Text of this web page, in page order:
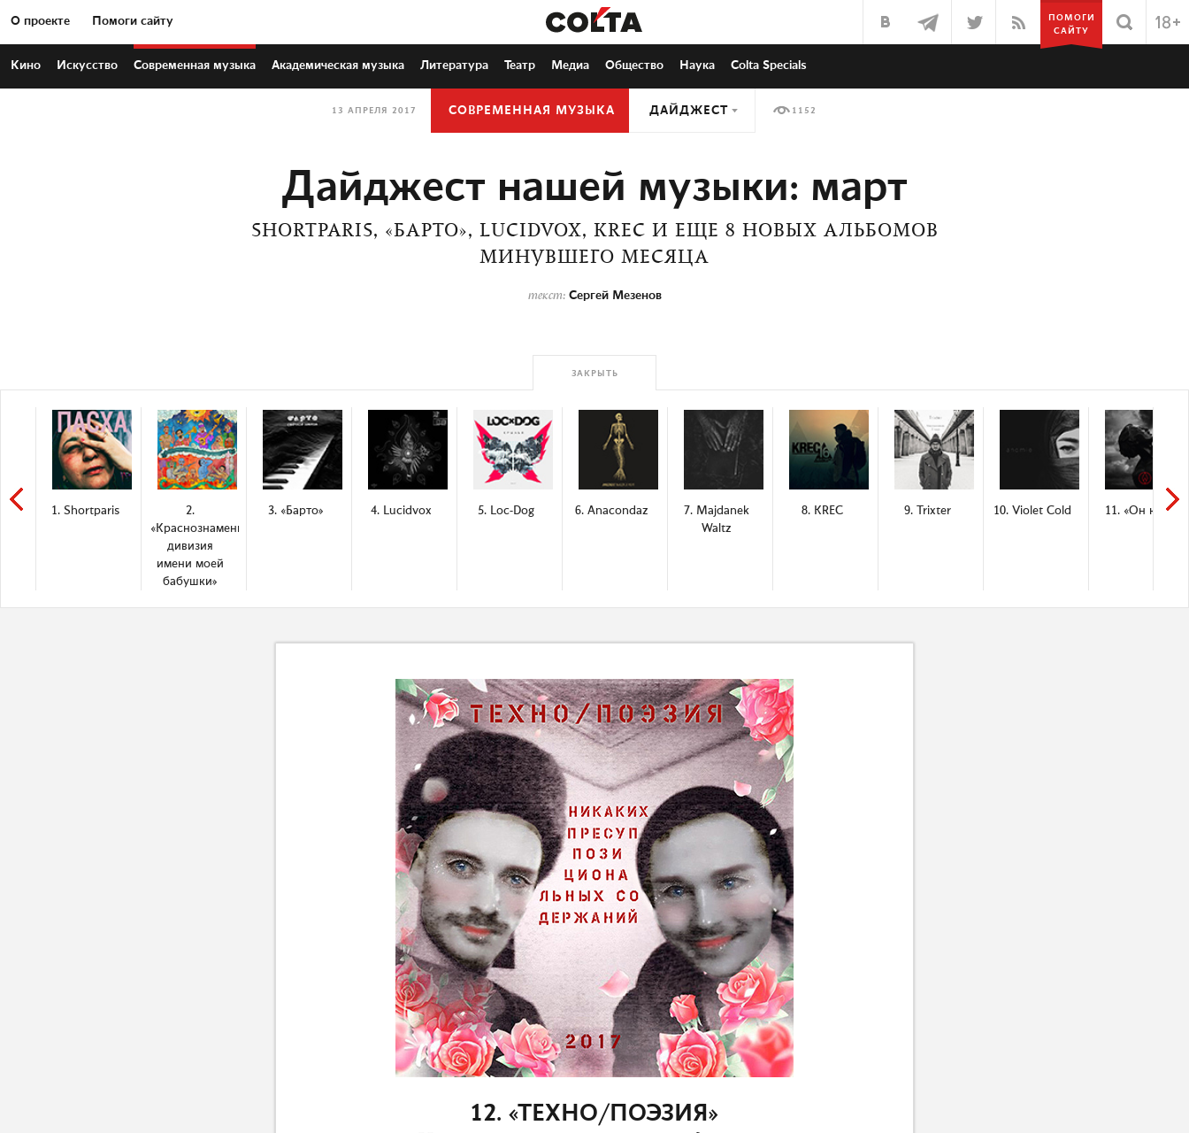
О проекте Помоги сайту
ПОМОГИ
САЙТУ
Кино Искусство Современная музыка Академическая музыка Литература Театр Медиа Общество Наука Colta Specials
13 АПРЕЛЯ 2017 СОВРЕМЕННАЯ МУЗЫКА ДАЙДЖЕСТ 1152
Дайджест нашей музыки: март
SHORTPARIS, «БАРТО», LUCIDVOX, KREC И ЕЩЕ 8 НОВЫХ АЛЬБОМОВ
МИНУВШЕГО МЕСЯЦА
текст: Сергей Мезенов
ЗАКРЫТЬ
1. Shortparis
2.
«Краснознаменная
дивизия
имени моей
бабушки»
3. «Барто» 4. Lucidvox 5. Loc-Dog 6. Anacondaz
7. Majdanek
Waltz
8. KREC 9. Trixter 10. Violet Cold 11. «Он юн»
12. «ТЕХНО/ПОЭЗИЯ»